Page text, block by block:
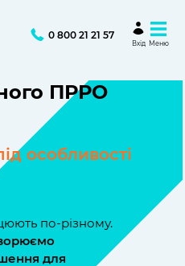
0 800 21 21 57
Вхід Меню
ПРРО
особливості
по-різному.
для